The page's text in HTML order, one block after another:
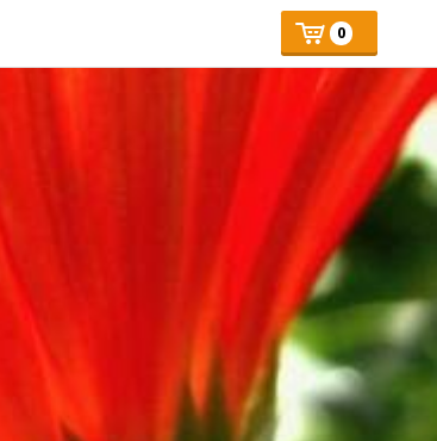
Mijn
winkelmand
Number
of
articles:
0